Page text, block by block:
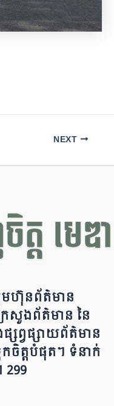
NEXT
ម​​​ហ៊ុន​ព័ត៌មាន​
សួងព័ត៌មាន នៃ​​​​
សព្វផ្សាយព័​ត៌​មា​​​​ន
ចិត្ត​បំ​ផុត។ ទំនាក់
299